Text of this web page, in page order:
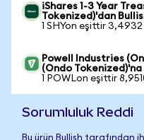
iShares 1-3 Year
Tokenized)'dan
1 SHYon eşittir
Powell Industries
(Ondo Tokenized)'na
1 POWLon eşittir
Sorumluluk Reddi